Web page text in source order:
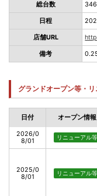
総台数
日程
店舗URL
備考
グランドオープン等・
日付 オープン情報
2026/0
8/01
リニューアル等
2025/0
8/01
リニューアル等